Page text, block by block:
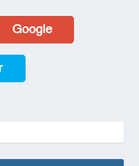
Google